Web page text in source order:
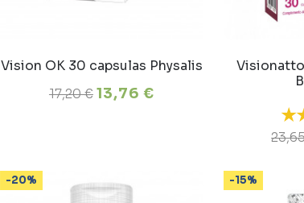
Vision OK 30 capsulas Physalis
17,20 €13,76 €
-20% -15%